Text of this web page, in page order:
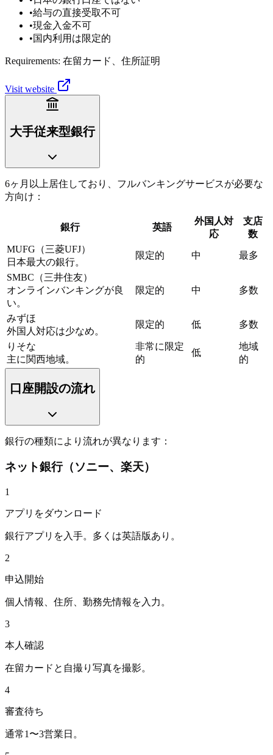
•給与の直接受取不可
•現金入金不可
•国内利用は限定的
Requirements: 在留カード、住所証明
Visit website
大手従来型銀行
6ヶ月以上居住しており、フルバンキングサービスが必要な
方向け：
銀行 英語
外国人対
応
支店
数
MUFG（三菱UFJ）
日本最大の銀行。
限定的 中 最多
SMBC（三井住友）
オンラインバンキングが良
い。
限定的 中 多数
みずほ
外国人対応は少なめ。
限定的 低 多数
りそな
主に関西地域。
非常に限定
的
低
地域
的
口座開設の流れ
銀行の種類により流れが異なります：
ネット銀行（ソニー、楽天）
1
アプリをダウンロード
銀行アプリを入手。多くは英語版あり。
2
申込開始
個人情報、住所、勤務先情報を入力。
3
本人確認
在留カードと自撮り写真を撮影。
4
審査待ち
通常1〜3営業日。